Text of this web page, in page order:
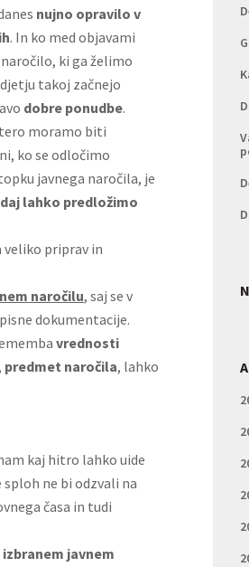
nujno opravilo v
. In ko med objavami
ki ga želimo
takoj začnejo
dobre ponudbe.
moramo biti
ko se odločimo
javnega naročila, je
lahko predložimo
veliko priprav in
naročilu, saj se v
dokumentacije.
vrednosti
predmet naročila, lahko
kaj hitro lahko uide
ne bi odzvali na
časa in tudi
izbranem javnem